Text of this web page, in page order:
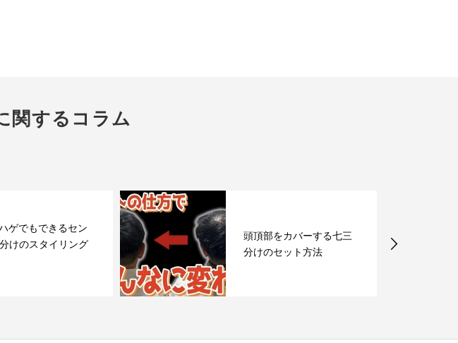
関するコラム
ゲでもできるセン
けのスタイリング
頭頂部をカバーする七三
分けのセット方法